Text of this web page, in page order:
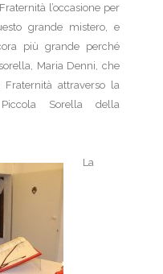
l’occasione per
grande mistero, e
più grande perché
Maria Denni, che
attraverso la
Sorella della
La